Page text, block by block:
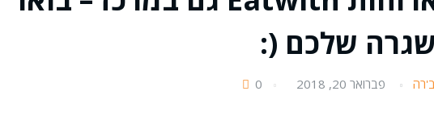
שלכם (:
פברואר 20, 2018 0